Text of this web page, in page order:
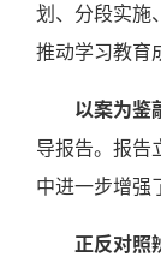
划、分段实施
推动学习教育
以案为鉴
导报告。报告
中进一步增强
正反对照